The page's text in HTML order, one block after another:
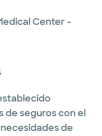
Center -
de seguros con el
de